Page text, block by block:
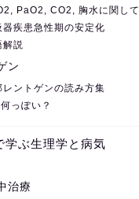
PaO2, CO2, 胸水に関して
器疾患急性期の安定化
解説
ン
レントゲンの読み方集
っぽい？
学ぶ生理学と病気
治療